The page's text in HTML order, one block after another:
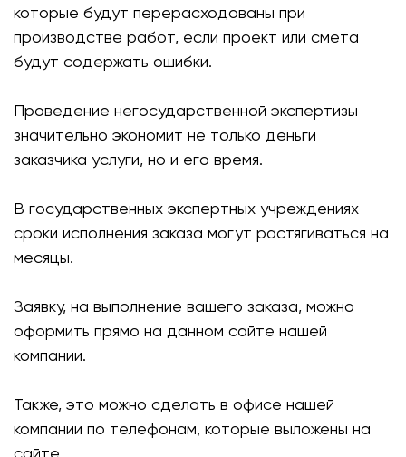
которые будут перерасходованы при
производстве работ, если проект или смета
будут содержать ошибки.
Проведение негосударственной экспертизы
значительно экономит не только деньги
заказчика услуги, но и его время.
В государственных экспертных учреждениях
сроки исполнения заказа могут растягиваться на
месяцы.
Заявку, на выполнение вашего заказа, можно
оформить прямо на данном сайте нашей
компании.
Также, это можно сделать в офисе нашей
компании по телефонам, которые выложены на
сайте.